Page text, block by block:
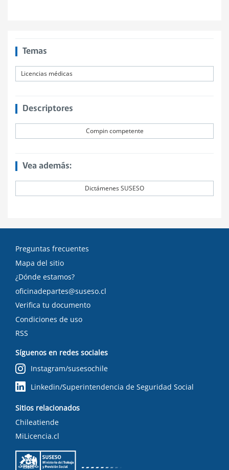
Temas
Licencias médicas
Descriptores
Compin competente
Vea además:
Dictámenes SUSESO
Preguntas frecuentes
Mapa del sitio
¿Dónde estamos?
oficinadepartes@suseso.cl
Verifica tu documento
Condiciones de uso
RSS
Síguenos en redes sociales
Instagram/susesochile
Linkedin/Superintendencia de Seguridad Social
Sitios relacionados
Chileatiende
MiLicencia.cl